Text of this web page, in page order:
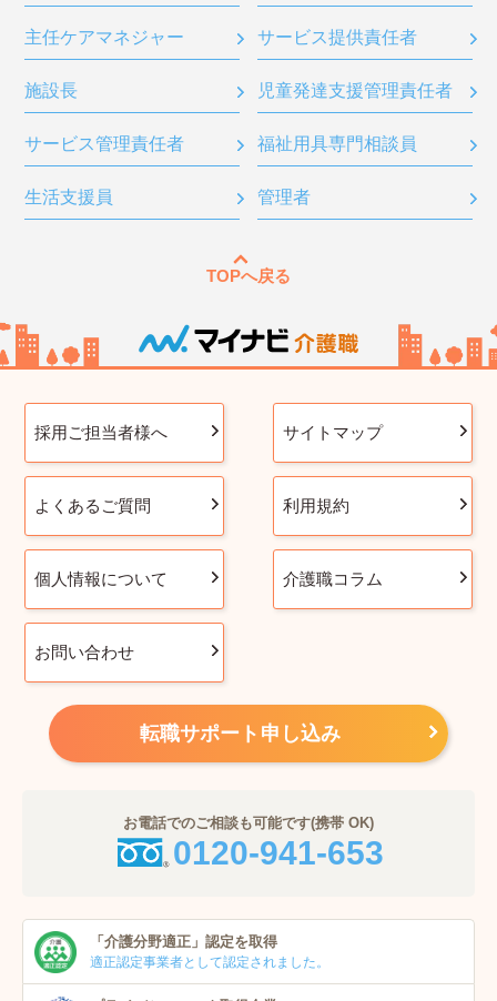
主任ケアマネジャー サービス提供責任者
施設長 児童発達支援管理責任者
サービス管理責任者 福祉用具専門相談員
生活支援員 管理者
TOPへ戻る
採用ご担当者様へ サイトマップ
よくあるご質問 利用規約
個人情報について 介護職コラム
お問い合わせ
転職サポート申し込み
お電話でのご相談も可能です(携帯 OK)
0120-941-653
「介護分野適正」 認定を取得
適正認定事業者として認定されました。